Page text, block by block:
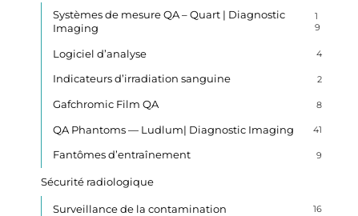
Systèmes de mesure QA – Quart | Diagnostic
Imaging
1
9
Logiciel d’analyse 4
Indicateurs d’irradiation sanguine 2
Gafchromic Film QA 8
QA Phantoms — Ludlum| Diagnostic Imaging 41
Fantômes d’entraînement 9
Sécurité radiologique
Surveillance de la contamination 16